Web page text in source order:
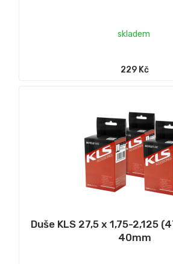
skladem
229 Kč
Duše KLS 27,5 x 1,75-2,125
40mm